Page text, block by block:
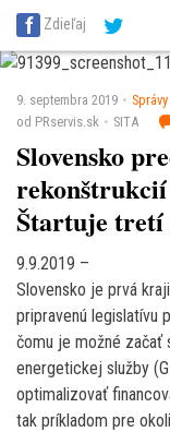
SITA Energetika
SITA Potravinárstvo
Zdieľaj
9. septembra 2019 Správy
od PRservis.sk
SITA
Slovensko
rekonštrukcií
Štartuje
9.9.2019 –
Slovensko je prvá
pripravenú legislatívu
čomu je možné začať
energetickej služby
optimalizovať
tak príkladom pre